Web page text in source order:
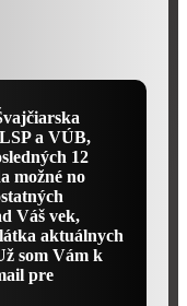
a VÚB,
12
možné no
Váš vek,
aktuálnych
som Vám k
pre